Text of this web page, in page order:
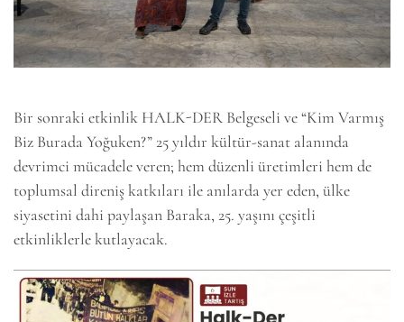
Bir sonraki etkinlik HALK-DER Belgeseli ve “Kim Varmış
Biz Burada Yoğuken?” 25 yıldır kültür-sanat alanında
devrimci mücadele veren; hem düzenli üretimleri hem de
toplumsal direniş katkıları ile anılarda yer eden, ülke
siyasetini dahi paylaşan Baraka, 25. yaşını çeşitli
etkinliklerle kutlayacak.